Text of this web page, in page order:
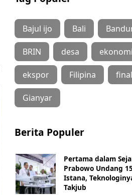
Bajul ijo Bali
BRIN desa ekonomi
ekspor Filipina final
Gianyar
Berita Populer
Pertama dalam
Prabowo Undang
Istana,
Takjub